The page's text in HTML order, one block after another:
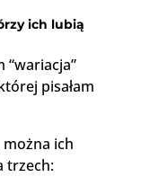
ich lubią
“wariacja”
pisałam
ich
trzech: